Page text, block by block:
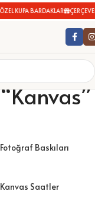
BARDAKLAR ÇERÇEVELER
Fotoğraf Baskıları
Kanvas Saatler